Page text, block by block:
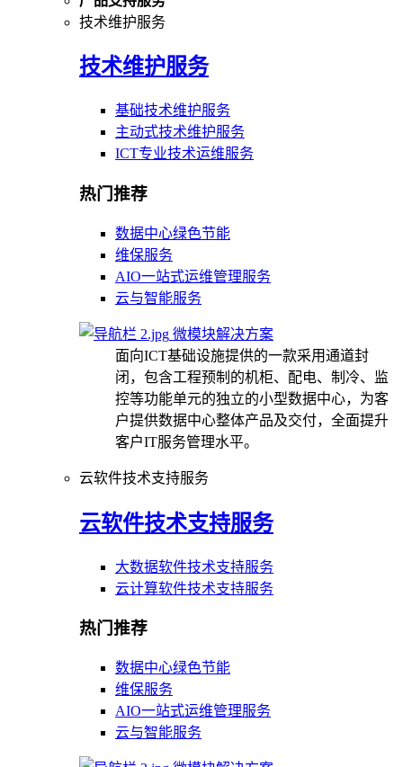
技术维护服务
技术维护服务
基础技术维护服务
主动式技术维护服务
ICT专业技术运维服务
热门推荐
数据中心绿色节能
维保服务
AIO一站式运维管理服务
云与智能服务
微模块解决方案
面向ICT基础设施提供的一款采用通道封
闭，包含工程预制的机柜、配电、制冷、监
控等功能单元的独立的小型数据中心，为客
户提供数据中心整体产品及交付，全面提升
客户IT服务管理水平。
云软件技术支持服务
云软件技术支持服务
大数据软件技术支持服务
云计算软件技术支持服务
热门推荐
数据中心绿色节能
维保服务
AIO一站式运维管理服务
云与智能服务